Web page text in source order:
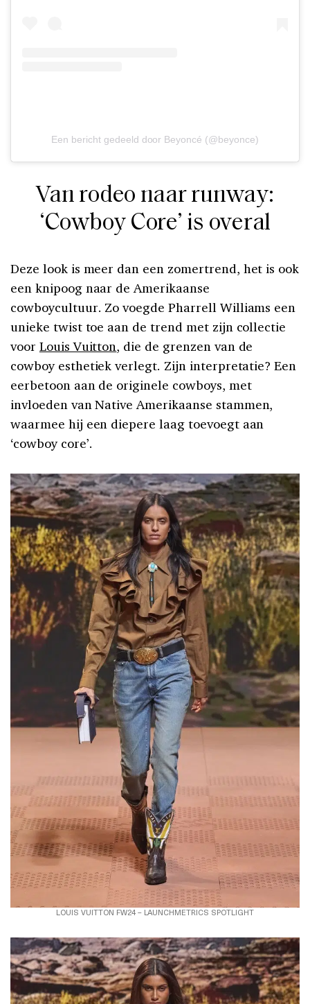
Een bericht gedeeld door Beyoncé (@beyonce)
Van rodeo naar runway:
‘Cowboy Core’ is overal
Deze look is meer dan een zomertrend, het is ook
een knipoog naar de Amerikaanse
cowboycultuur. Zo voegde Pharrell Williams een
unieke twist toe aan de trend met zijn collectie
voor Louis Vuitton, die de grenzen van de
cowboy esthetiek verlegt. Zijn interpretatie? Een
eerbetoon aan de originele cowboys, met
invloeden van Native Amerikaanse stammen,
waarmee hij een diepere laag toevoegt aan
‘cowboy core’.
LOUIS VUITTON FW24 – LAUNCHMETRICS SPOTLIGHT